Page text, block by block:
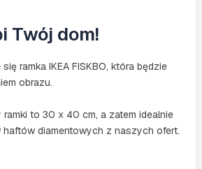
Twój dom!
ramka IKEA FISKBO, która będzie
obrazu.
to 30 x 40 cm, a zatem idealnie
diamentowych z naszych ofert.